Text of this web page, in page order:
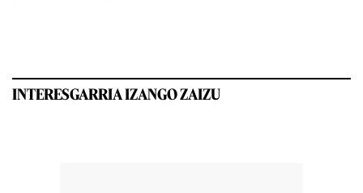
INTERESGARRIA IZANGO ZAIZU